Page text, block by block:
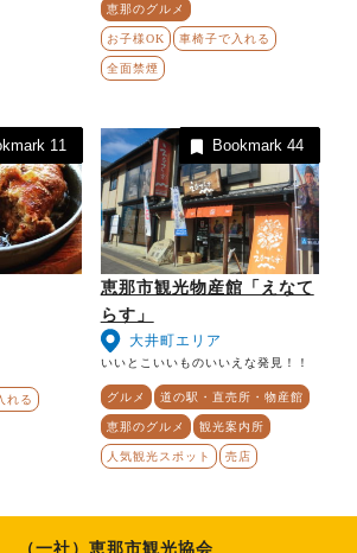
恵那のグルメ
お子様OK 車椅子で入れる
全面禁煙
れる
11
恵那市観光物産館「えなて
らす」
大井町エリア
いいとこいいものいいえな発見！！
グルメ 道の駅・直売所・物産館
恵那のグルメ 観光案内所
人気観光スポット 売店
Bookmark 44
（一社）恵那市観光協会